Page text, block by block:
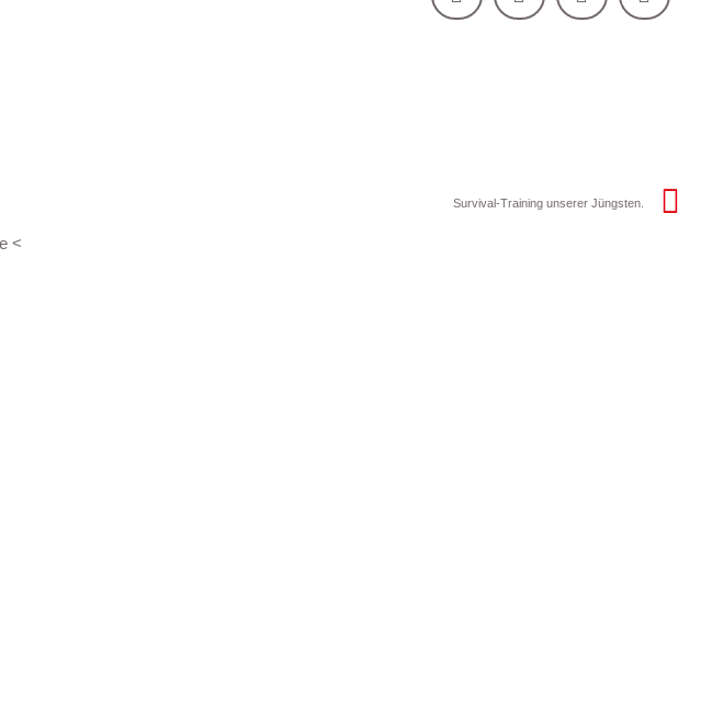
Survival-Training unserer Jüngsten.
<